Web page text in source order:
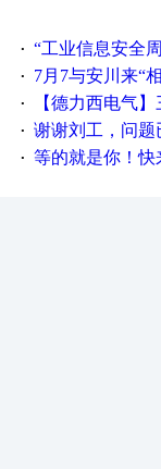
· “工业信息安全周之我见”
· 7月7与安川来“
· 【德力西电气】三
· 谢谢刘工，问题
· 等的就是你！快来